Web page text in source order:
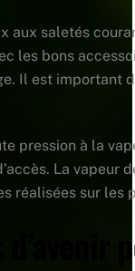
aux saletés
les bons
Il est
pression à la
La vapeur
réalisées sur